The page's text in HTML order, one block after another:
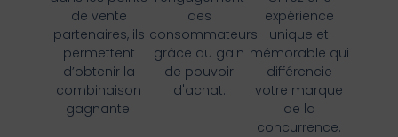
de vente
partenaires, ils
permettent
d’obtenir la
combinaison
gagnante.
des
consommateurs
grâce au gain
de pouvoir
d'achat.
expérience
unique et
mémorable qui
différencie
votre marque
de la
concurrence.